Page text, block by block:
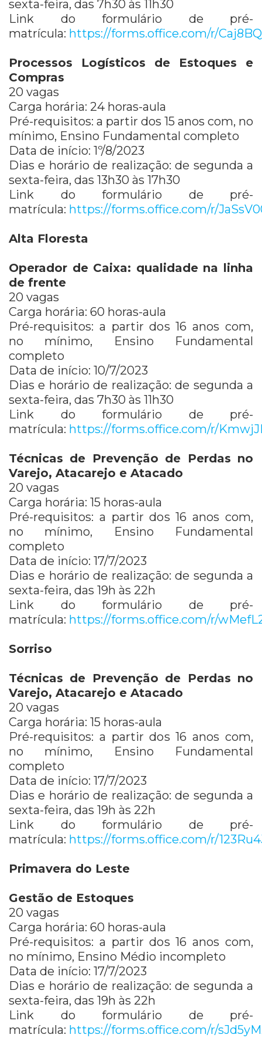
sexta-feira, das 7h30 às 11h30
Link do formulário de pré-
matrícula: https://forms.office.com/r/
Processos Logísticos de Estoques e
Compras
20 vagas
Carga horária: 24 horas-aula
Pré-requisitos: a partir dos 15 anos com, no
mínimo, Ensino Fundamental completo
Data de início: 1º/8/2023
Dias e horário de realização: de segunda a
sexta-feira, das 13h30 às 17h30
Link do formulário de pré-
matrícula: https://forms.office.com/r/
Alta Floresta
Operador de Caixa: qualidade na linha
de frente
20 vagas
Carga horária: 60 horas-aula
Pré-requisitos: a partir dos 16 anos com,
no mínimo, Ensino Fundamental
completo
Data de início: 10/7/2023
Dias e horário de realização: de segunda a
sexta-feira, das 7h30 às 11h30
Link do formulário de pré-
matrícula: https://forms.office.com/r/
Técnicas de Prevenção de Perdas no
Varejo, Atacarejo e Atacado
20 vagas
Carga horária: 15 horas-aula
Pré-requisitos: a partir dos 16 anos com,
no mínimo, Ensino Fundamental
completo
Data de início: 17/7/2023
Dias e horário de realização: de segunda a
sexta-feira, das 19h às 22h
Link do formulário de pré-
matrícula: https://forms.office.com/r/
Sorriso
Técnicas de Prevenção de Perdas no
Varejo, Atacarejo e Atacado
20 vagas
Carga horária: 15 horas-aula
Pré-requisitos: a partir dos 16 anos com,
no mínimo, Ensino Fundamental
completo
Data de início: 17/7/2023
Dias e horário de realização: de segunda a
sexta-feira, das 19h às 22h
Link do formulário de pré-
matrícula: https://forms.office.com/r/
Primavera do Leste
Gestão de Estoques
20 vagas
Carga horária: 60 horas-aula
Pré-requisitos: a partir dos 16 anos com,
no mínimo, Ensino Médio incompleto
Data de início: 17/7/2023
Dias e horário de realização: de segunda a
sexta-feira, das 19h às 22h
Link do formulário de pré-
matrícula: https://forms.office.com/r/